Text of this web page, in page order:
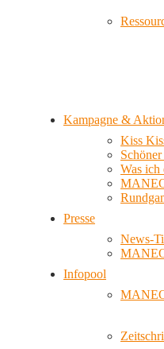
Kampagne &
Kiss
Was ich
Presse
News-
Infopool